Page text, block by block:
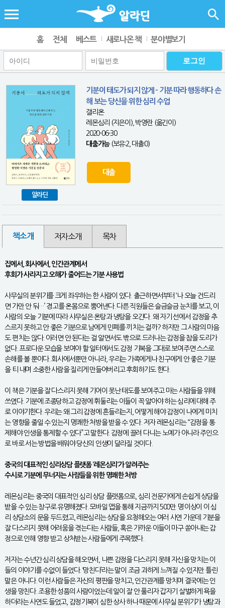
홈 전체 베스트 새로나온 책 분야별보기
알라딘
기분이 태도가 되지 않게 - 기분 따라 행동하다 손
해 보는 당신을 위한 심리 수업
갤리온
레몬심리 (지은이), 박영란 (옮긴이)
2020-06-30
대출가능(보유:2, 대출:0)
대출
책소개 저자소개 목차
집에서, 회사에서, 인간관계에서
후회가 사라지고 오해가 줄어드는 기분 사용법
사무실의 분위기를 크게 좌우하는 한 사람이 있다. 출근하면서부터 ‘나 오늘 건드리
면 가만 안 둬…’ 경고를 온몸으로 뿜어낸다. 다른 직원들은 슬금슬금 눈치를 보고, 이
사람의 오늘 기분에 따라 사무실은 온탕과 냉탕을 오간다. 왜 자기 선에서 감정을 추
스르지 못하고 안 좋은 기분으로 남에게 민폐를 끼치는 걸까? 하지만 그 사람의 마음
도 편치는 않다. 이러면 안 된다는 걸 알면서도 밖으로 드러나는 감정을 참을 도리가
없다. 프로다운 모습을 보여야 할 일터에서도 감정 기복을 그대로 보여주면 스스로
손해를 볼 뿐이다. 회사에서뿐만 아니라, 우리는 가족에게나 친구에게 안 좋은 기분
을 티 내며 소중한 사람을 질리게 만들어버리고 후회하기도 한다.
이 책은 기분을 잘 다스리지 못해 기어이 못난 태도를 보여주고 마는 사람들을 위해
쓰였다. 기분에 조종당하고 감정에 휘둘리는 이들이 꼭 알아야 하는 심리에 대해 주
로 이야기한다. 우리는 왜 그리 감정에 흔들리는지, 어떻게 해야 감정이 나에게 미치
는 영향을 줄일 수 있는지 명쾌한 처방을 받을 수 있다. 저자 레몬심리는 “감정을 통
제해야 인생을 통제할 수 있다”고 말한다. 감정에 끌려 다니는 노예가 아니라 주인으
로 바로 서는 방법을 배워야 당신의 인생이 달라질 것이다.
중국의 대표적인 심리상담 플랫폼 ‘레몬심리’가 알려주는
수시로 기분에 무너지는 사람들을 위한 명쾌한 처방
레몬심리는 중국의 대표적인 심리 상담 플랫폼으로, 심리 전문가에게 손쉽게 상담을
받을 수 있는 창구로 유명해졌다. 모바일 앱을 통해 지금까지 500만 명 이상이 이 심
리 상담소의 문을 두드렸고, 레몬심리는 상담을 요청해오는 여러 사연 가운데 기분을
잘 다스리지 못해 어려움을 겪는다는 사람들, 혹은 가까운 이들이 마구 쏟아내는 감
정으로 인해 영향 받고 상처받는 사람들에게 주목했다.
저자는 수년간 심리 상담을 해오면서, 나쁜 감정을 다스리지 못해 자신을 망치는 이
들의 이야기를 수없이 들었다. ‘망친다’라는 말이 조금 과하게 느껴질 수 있지만 틀린
말은 아니다. 이런 사람들은 자신의 평판을 망치고, 인간관계를 망치며 결국에는 인
생을 망친다. 조용한 성품의 사람이었는데 일이 잘 안 풀리자 갑자기 살벌하게 욕을
하더라는 사연도 들었고, 감정기복이 심한 상사 하나 때문에 사무실 분위기가 냉탕과